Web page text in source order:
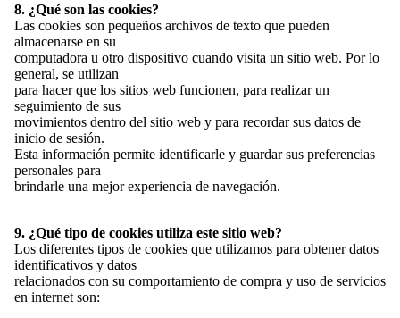
8. ¿Qué son las cookies?
Las cookies son pequeños archivos de texto que pueden
almacenarse en su
computadora u otro dispositivo cuando visita un sitio web. Por lo
general, se utilizan
para hacer que los sitios web funcionen, para realizar un
seguimiento de sus
movimientos dentro del sitio web y para recordar sus datos de
inicio de sesión.
Esta información permite identificarle y guardar sus preferencias
personales para
brindarle una mejor experiencia de navegación.
9. ¿Qué tipo de cookies utiliza este sitio web?
Los diferentes tipos de cookies que utilizamos para obtener datos
identificativos y datos
relacionados con su comportamiento de compra y uso de servicios
en internet son: